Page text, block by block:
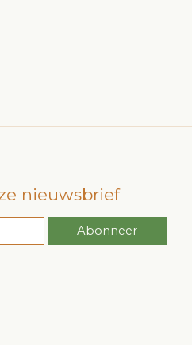
nieuwsbrief
Abonneer